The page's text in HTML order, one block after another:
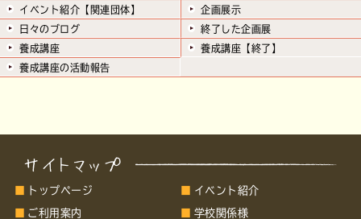
イベント紹介【関連団体】
企画展示
日々のブログ
終了した企画展
養成講座
養成講座【終了】
養成講座の活動報告
トップページ
ご利用案内
イベント紹介
学校関係様